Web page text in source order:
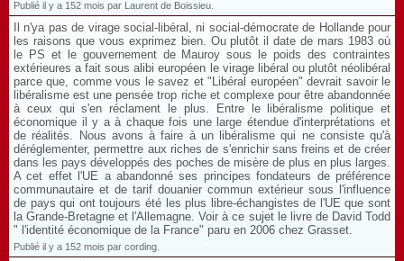
Publié il y a 152 mois par Laurent de Boissieu.
Il n'ya pas de virage social-libéral, ni social-démocrate de Hollande pour
les raisons que vous exprimez bien. Ou plutôt il date de mars 1983 où
le PS et le gouvernement de Mauroy sous le poids des contraintes
extérieures a fait sous alibi européen le virage libéral ou plutôt néolibéral
parce que, comme vous le savez et "Libéral européen" devrait savoir le
libéralisme est une pensée trop riche et complexe pour être abandonnée
à ceux qui s'en réclament le plus. Entre le libéralisme politique et
économique il y a à chaque fois une large étendue d'interprétations et
de réalités. Nous avons à faire à un libéralisme qui ne consiste qu'à
déréglementer, permettre aux riches de s'enrichir sans freins et de créer
dans les pays développés des poches de misère de plus en plus larges.
A cet effet l'UE a abandonné ses principes fondateurs de préférence
communautaire et de tarif douanier commun extérieur sous l'influence
de pays qui ont toujours été les plus libre-échangistes de l'UE que sont
la Grande-Bretagne et l'Allemagne. Voir à ce sujet le livre de David Todd
" l'identité économique de la France" paru en 2006 chez Grasset.
Publié il y a 152 mois par cording.